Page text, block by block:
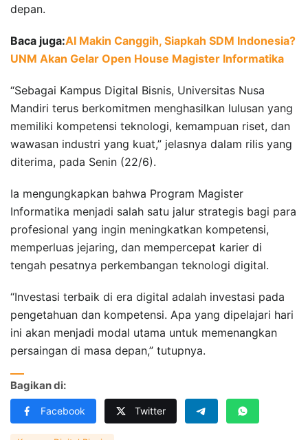
depan.
Baca juga:AI Makin Canggih, Siapkah SDM Indonesia?
UNM Akan Gelar Open House Magister Informatika
“Sebagai Kampus Digital Bisnis, Universitas Nusa
Mandiri terus berkomitmen menghasilkan lulusan yang
memiliki kompetensi teknologi, kemampuan riset, dan
wawasan industri yang kuat,” jelasnya dalam rilis yang
diterima, pada Senin (22/6).
Ia mengungkapkan bahwa Program Magister
Informatika menjadi salah satu jalur strategis bagi para
profesional yang ingin meningkatkan kompetensi,
memperluas jejaring, dan mempercepat karier di
tengah pesatnya perkembangan teknologi digital.
“Investasi terbaik di era digital adalah investasi pada
pengetahuan dan kompetensi. Apa yang dipelajari hari
ini akan menjadi modal utama untuk memenangkan
persaingan di masa depan,” tutupnya.
Bagikan di:
Facebook Twitter